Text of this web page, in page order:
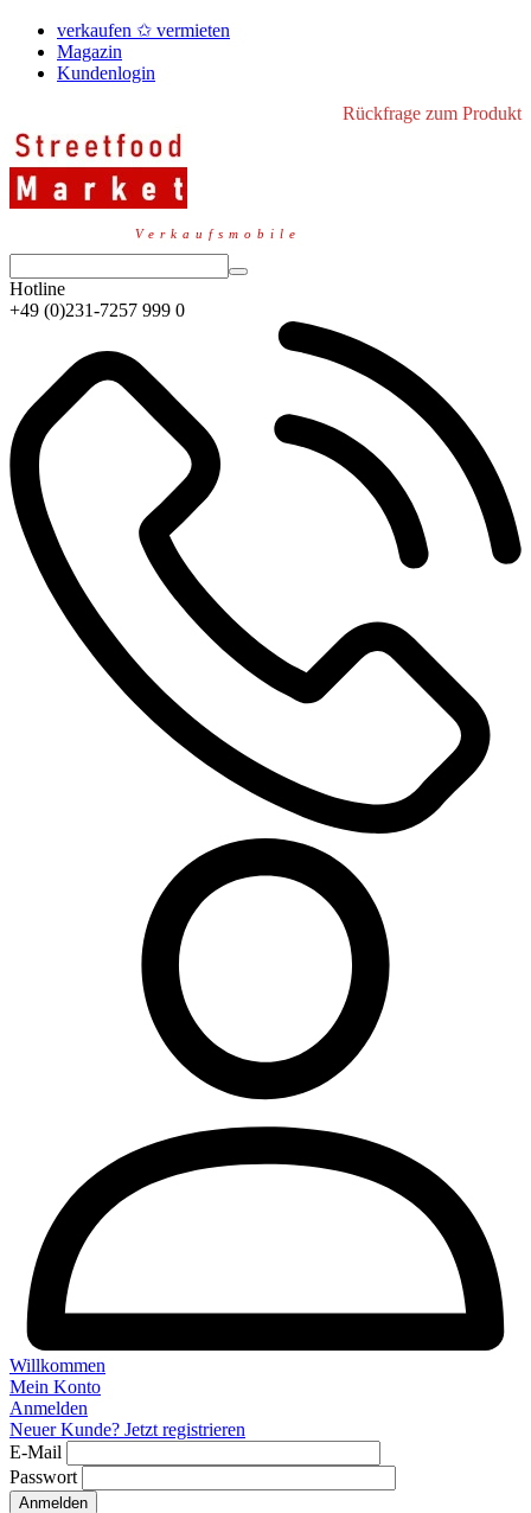
verkaufen ✩ vermieten
Magazin
Kundenlogin
Rückfrage zum Produkt
Verkaufsmobile
Hotline
+49 (0)231-7257 999 0
Willkommen
Mein Konto
Anmelden
Neuer Kunde? Jetzt registrieren
E-Mail
Passwort
Anmelden